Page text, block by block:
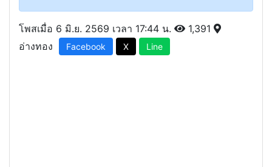
โพสเมื่อ 6 มิ.ย. 2569 เวลา 17:44 น.
1,391
อ่างทอง
Facebook X Line